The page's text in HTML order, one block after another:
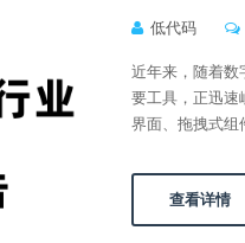
低代码
近年来，随着数
要工具，正迅速
界面、拖拽式
查看详情